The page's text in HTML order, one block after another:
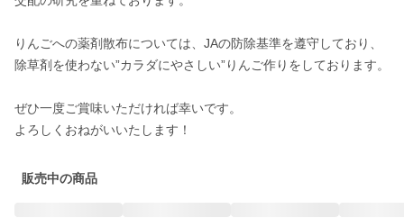
りんごへの薬剤散布については、JAの防除基準を遵守しており、
除草剤を使わない”カラダにやさしい”りんご作りをしております。
ぜひ一度ご賞味いただければ幸いです。
よろしくおねがいいたします！
販売中の商品